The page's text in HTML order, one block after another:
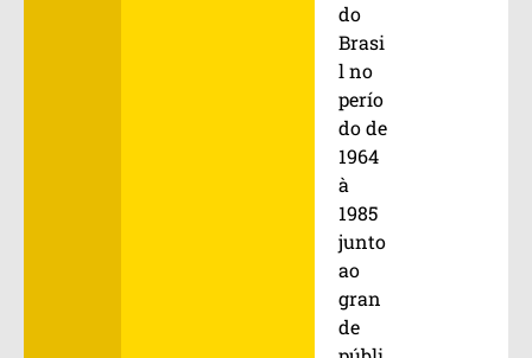
do
Brasi
l no
perío
do de
1964
à
1985
junto
ao
gran
de